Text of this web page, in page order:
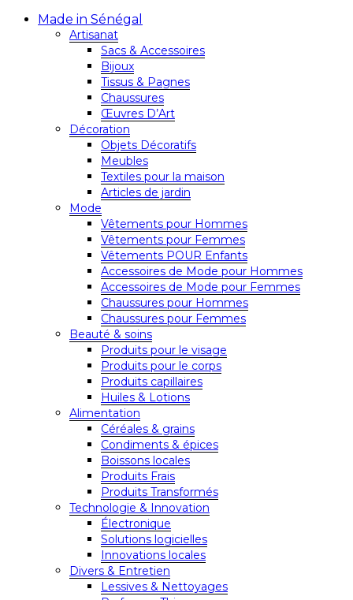
Made in Sénégal
Artisanat
Sacs & Accessoires
Bijoux
Tissus & Pagnes
Chaussures
Œuvres D’Art
Décoration
Objets Décoratifs
Meubles
Textiles pour la maison
Articles de jardin
Mode
Vêtements pour Hommes
Vêtements pour Femmes
Vêtements POUR Enfants
Accessoires de Mode pour Hommes
Accessoires de Mode pour Femmes
Chaussures pour Hommes
Chaussures pour Femmes
Beauté & soins
Produits pour le visage
Produits pour le corps
Produits capillaires
Huiles & Lotions
Alimentation
Céréales & grains
Condiments & épices
Boissons locales
Produits Frais
Produits Transformés
Technologie & Innovation
Électronique
Solutions logicielles
Innovations locales
Divers & Entretien
Lessives & Nettoyages